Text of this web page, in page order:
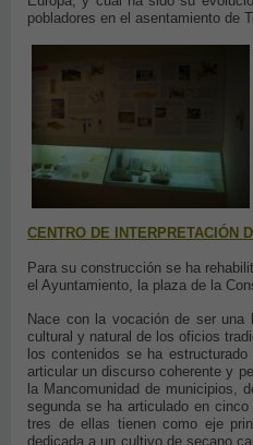
pobladores en el asentamiento de
CENTRO DE INTERPRETACIÓN
Para su construcción se ha
el Ayuntamiento, la plaza de la
Nace con la vocación de ser una
cultural y natural de los oficios
los contenidos se ha
articular un discurso coherente y
la Mancomunidad de municipios,
segunda se ha articulado en
tres de ellas tienen como eje
dedicada a un cultivo de secano